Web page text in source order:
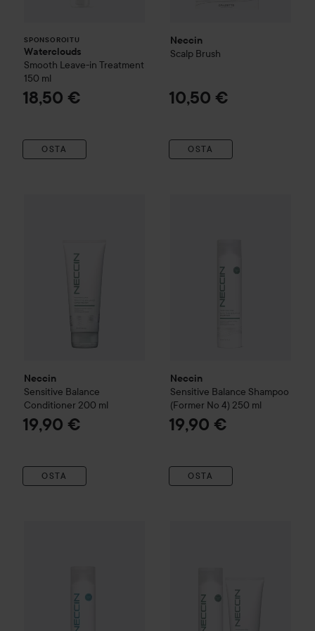
SPONSOROITU
Waterclouds
Smooth Leave-in Treatment
150 ml
18,50 €
OSTA
Neccin
Scalp Brush
10,50 €
OSTA
Neccin
Sensitive Balance
Conditioner 200 ml
19,90 €
OSTA
Neccin
Sensitive Balance Shampoo
(Former No 4) 250 ml
19,90 €
OSTA